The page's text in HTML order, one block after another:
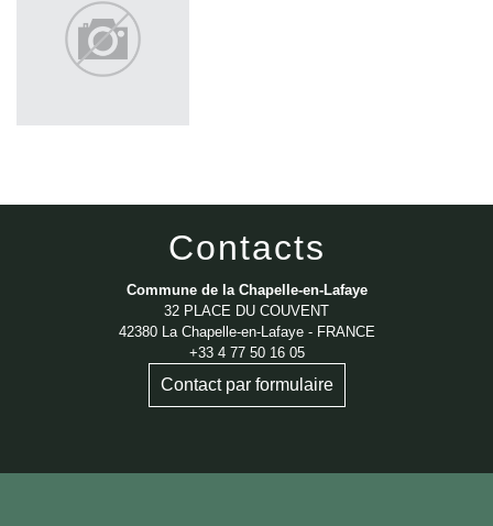
Contacts
Commune de la Chapelle-en-Lafaye
32 PLACE DU COUVENT
42380 La Chapelle-en-Lafaye - FRANCE
+33 4 77 50 16 05
Contact par formulaire